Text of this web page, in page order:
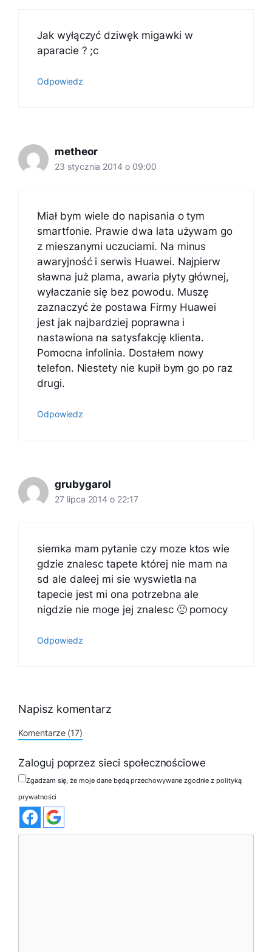
Jak wyłączyć dziwęk migawki w
aparacie ? ;c
Odpowiedz
metheor
23 stycznia 2014 o 09:00
Miał bym wiele do napisania o tym
smartfonie. Prawie dwa lata używam go
z mieszanymi uczuciami. Na minus
awaryjność i serwis Huawei. Najpierw
sławna już plama, awaria płyty głównej,
wyłaczanie się bez powodu. Muszę
zaznaczyć że postawa Firmy Huawei
jest jak najbardziej poprawna i
nastawiona na satysfakcję klienta.
Pomocna infolinia. Dostałem nowy
telefon. Niestety nie kupił bym go po raz
drugi.
Odpowiedz
grubygarol
27 lipca 2014 o 22:17
siemka mam pytanie czy moze ktos wie
gdzie znalesc tapete której nie mam na
sd ale daleej mi sie wyswietla na
tapecie jest mi ona potrzebna ale
nigdzie nie moge jej znalesc 🙁 pomocy
Odpowiedz
Napisz komentarz
Komentarze (17)
Zaloguj poprzez sieci społecznościowe
Zgadzam się, że moje dane będą przechowywane zgodnie z polityką
prywatności